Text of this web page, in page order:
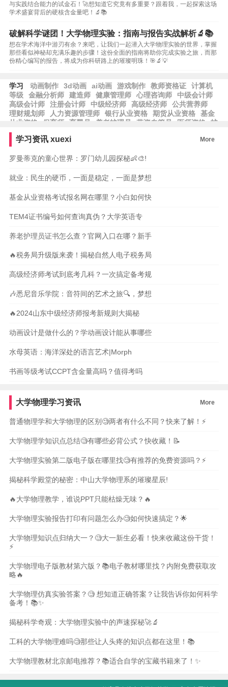
与实践结合能力的试金石！🚀想知道它究竟有多重要？跟着我，一起探索这场
学术盛宴背后的硬核含金量吧！🔬📚
破解科学谜团！大学物理实验：指南与报告实战解析🔬📚
想在学术海洋中游刃有余？来吧，让我们一起潜入大学物理实验的世界，掌握
那些看似神秘却充满乐趣的步骤！这份全面的指南将助你完成实验之旅，而那
份精心编写的报告，将成为你科研路上的璀璨明珠！🎯🔬💡
学习 动画制作 3d动画 ai动画 游戏制作 教师资格证
计算机
等级
金融分析师 建造师 健康管理师 心理咨询师
中级会计师
高级会计师
注册会计师 中级经济师 高级经济师
公共营养师
理财规划师
人力资源管理师 银行从业资格 期货从业资格
基金
从业资格
保育师 育婴员 养老护理员 劳资专管员 医师资格
护
士资格
学习资讯 xuexi More
罗曼蒂克的童心世界：罗门幼儿园探秘👶🎨!
就业：民生的硬币，一面是稳定，一面是梦想
基金从业资格考试报名网在哪里？小白如何快
TEM4证书编号如何查询真伪？大学英语专
养老护理员证书怎么查？官网入口在哪？新手
🔥税务局升级版来袭！揭秘自然人电子税务局
高级经济师考试到底考几科？一次搞定备考规
🎶悉尼音乐学院：音符间的艺术之旅🔍，梦想
🔥2024山东中级经济师报考新规则大揭秘
动画设计是做什么的？学动画设计能从事哪些
水母英语：海洋深处的语言艺术|Morph
书画等级考试CCPT含金量高吗？值得考吗
大学物理学习资讯 More
普通物理学和大学物理的区别🧐两者有什么不同？快来了解！⚡️
大学物理学知识点总结🧐有哪些必背公式？快收藏！📝
大学物理实验第二版电子版在哪里找🧐有推荐的免费资源吗？⚡️
揭秘科学殿堂的秘密：中山大学物理系的璀璨星辰!
🔥大学物理教学，谁说PPT只能枯燥无味？🔥
大学物理实验报告打印有问题怎么办🧐如何快速搞定？🌟
大学物理知识点归纳大一？🧐大一新生必看！快来收藏这份干货！
⚡️
大学物理电子版教材第六版？📚电子教材哪里找？内附免费获取攻
略🔥
大学物理仿真实验答案？🧐 想知道正确答案？让我告诉你如何科学
备考！📚✨
揭秘科学奇观：大学物理实验中的声速探秘🚀🔬
工科的大学物理难吗🧐那些让人头疼的知识点都在这里！📚
大学物理教材北京邮电推荐？📚适合自学的宝藏书籍来了！✨